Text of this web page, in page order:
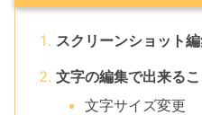
スクリーンショット
文字の編集で出来るこ
文字サイズ変更